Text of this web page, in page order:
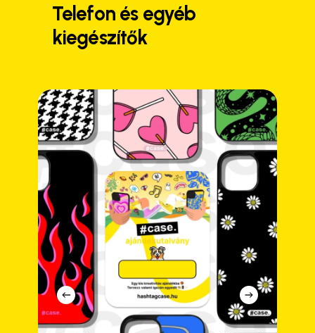
A
változatok
választhatók
ki
Telefon és egyéb
kiegészítők